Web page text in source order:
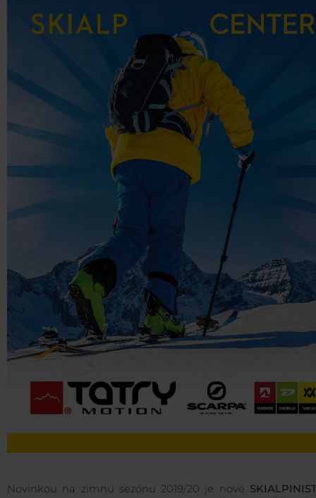
Novinkou na zimnú sezónu 2019/20 je nové